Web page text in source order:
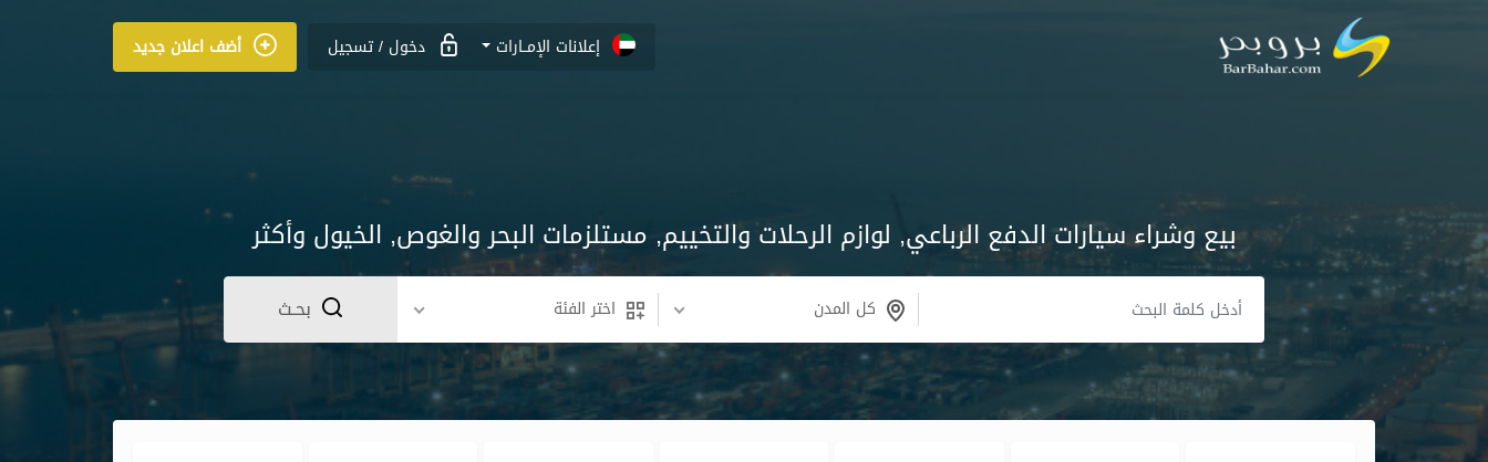
إعلانات الإمــارات دخول /تسجيل أضف اعلان جديد
بيع وشراء سيارات الدفع الرباعي, لوازم الرحلات والتخييم, مستلزمات البحر والغوص, الخيول وأكثر
كل المدن اختر الفئة بحـث